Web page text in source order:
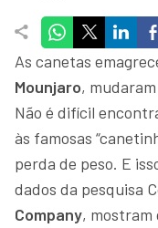
As canetas
Mounjaro,
Não é difícil
às famosas
perda de peso. E
dados da pesquisa
Company, mostram